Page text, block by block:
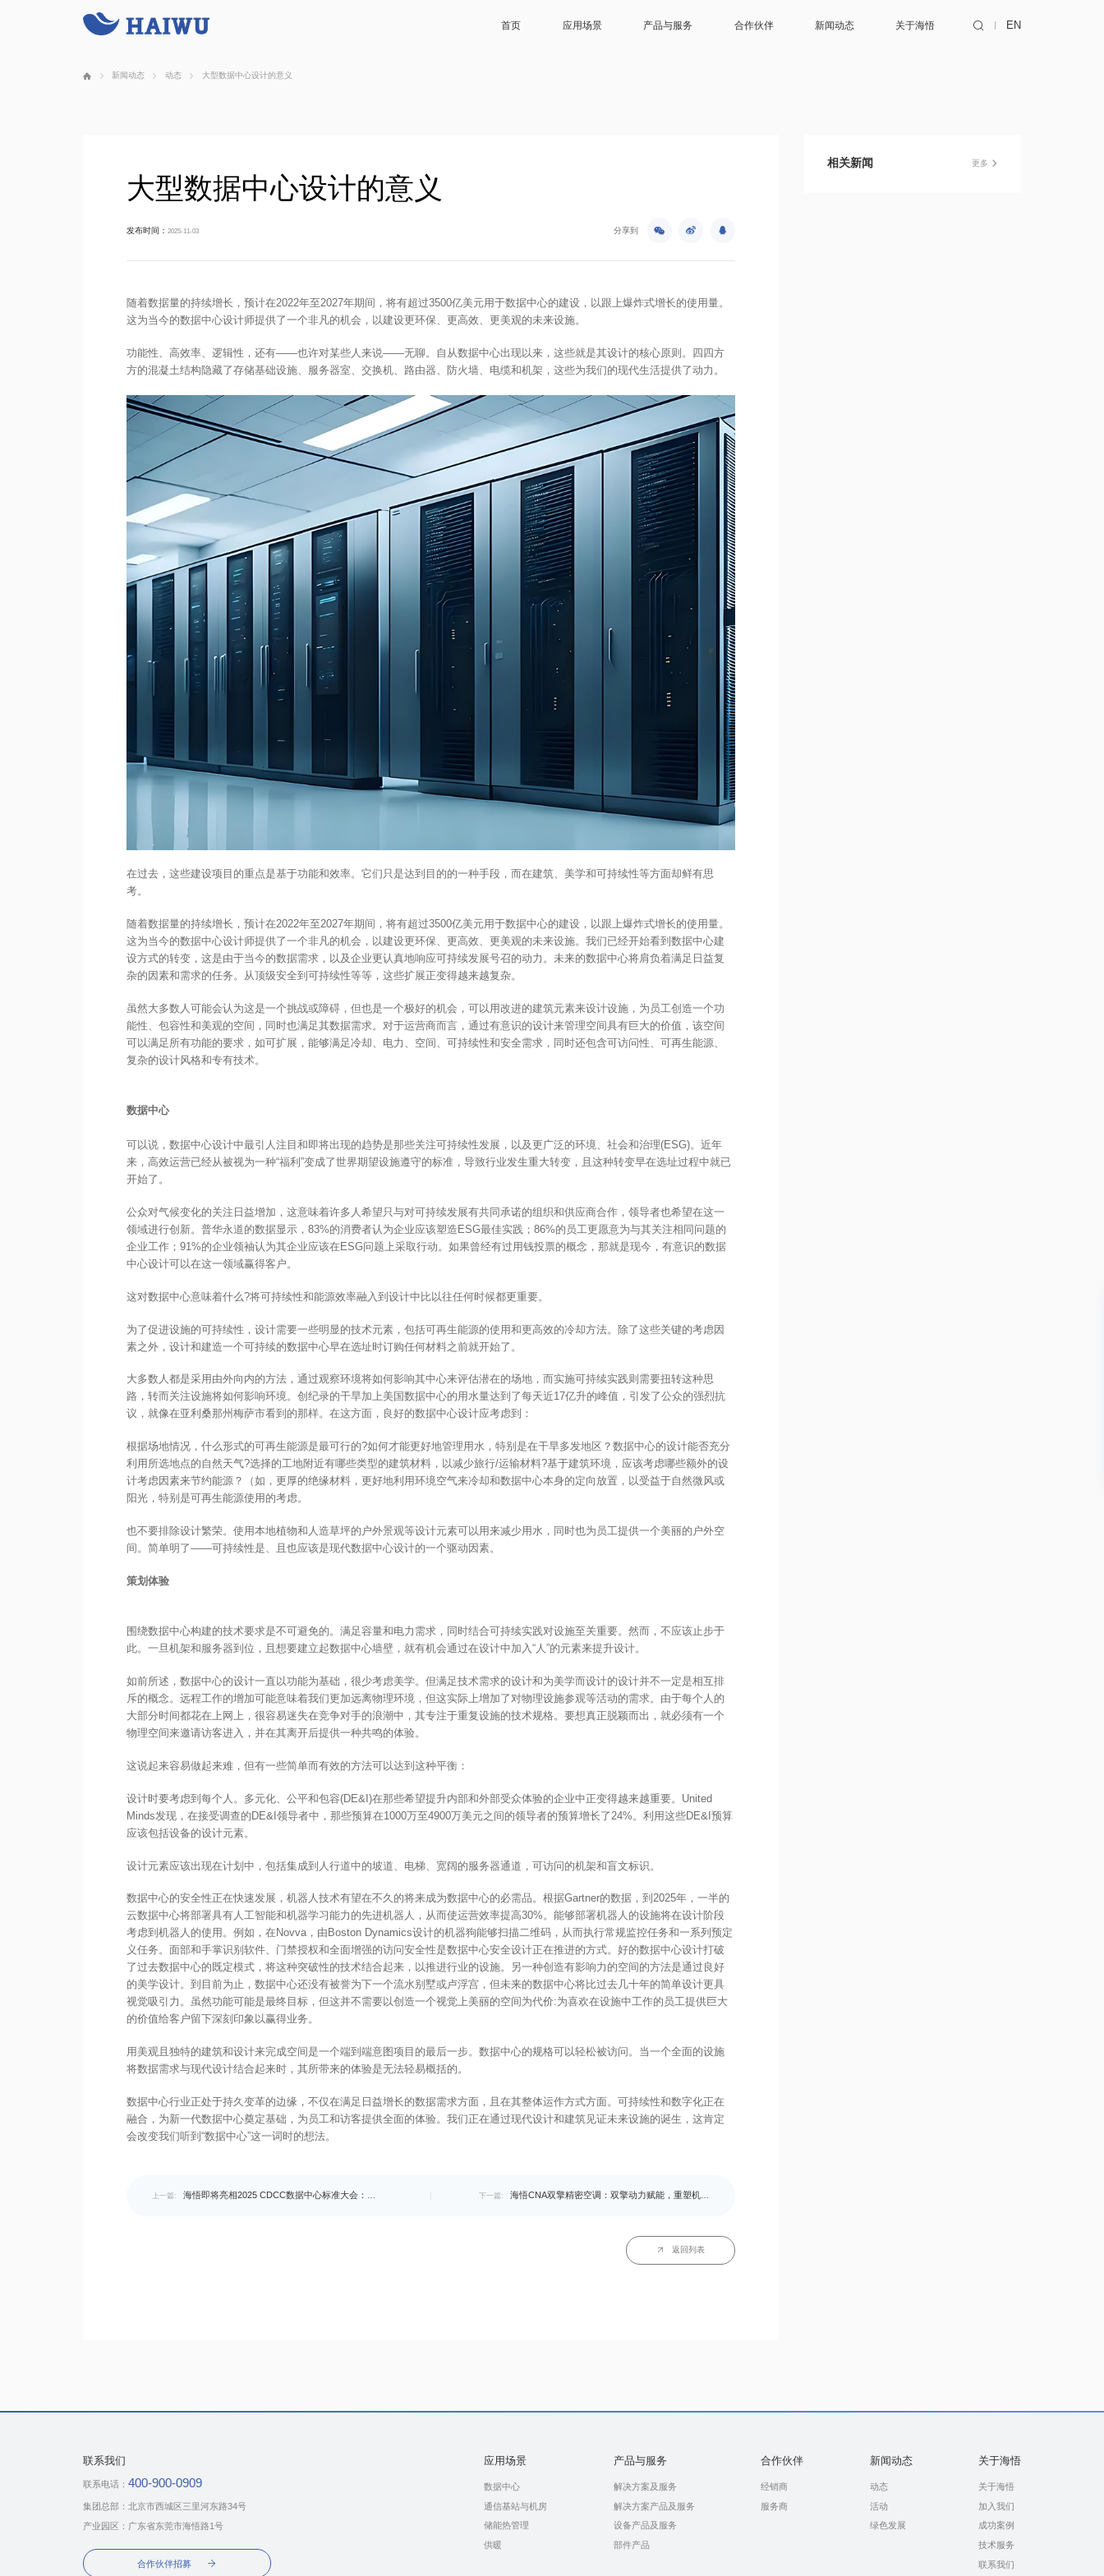
首页 应用场景 产品与服务 合作伙伴 新闻动态 关于海悟 EN
新闻动态 动态 大型数据中心设计的意义
大型数据中心设计的意义
发布时间： 2025-11-03 分享到
随着数据量的持续增长，预计在2022年至2027年期间，将有超过3500亿美元用于数据中心的建设，以跟上爆炸式增长的使用量。
这为当今的数据中心设计师提供了一个非凡的机会，以建设更环保、更高效、更美观的未来设施。
功能性、高效率、逻辑性，还有——也许对某些人来说——无聊。自从数据中心出现以来，这些就是其设计的核心原则。四四方
方的混凝土结构隐藏了存储基础设施、服务器室、交换机、路由器、防火墙、电缆和机架，这些为我们的现代生活提供了动力。
在过去，这些建设项目的重点是基于功能和效率。它们只是达到目的的一种手段，而在建筑、美学和可持续性等方面却鲜有思
考。
随着数据量的持续增长，预计在2022年至2027年期间，将有超过3500亿美元用于数据中心的建设，以跟上爆炸式增长的使用量。
这为当今的数据中心设计师提供了一个非凡的机会，以建设更环保、更高效、更美观的未来设施。我们已经开始看到数据中心建
设方式的转变，这是由于当今的数据需求，以及企业更认真地响应可持续发展号召的动力。未来的数据中心将肩负着满足日益复
杂的因素和需求的任务。从顶级安全到可持续性等等，这些扩展正变得越来越复杂。
虽然大多数人可能会认为这是一个挑战或障碍，但也是一个极好的机会，可以用改进的建筑元素来设计设施，为员工创造一个功
能性、包容性和美观的空间，同时也满足其数据需求。对于运营商而言，通过有意识的设计来管理空间具有巨大的价值，该空间
可以满足所有功能的要求，如可扩展，能够满足冷却、电力、空间、可持续性和安全需求，同时还包含可访问性、可再生能源、
复杂的设计风格和专有技术。
数据中心
可以说，数据中心设计中最引人注目和即将出现的趋势是那些关注可持续性发展，以及更广泛的环境、社会和治理(ESG)。近年
来，高效运营已经从被视为一种“福利”变成了世界期望设施遵守的标准，导致行业发生重大转变，且这种转变早在选址过程中就已
开始了。
公众对气候变化的关注日益增加，这意味着许多人希望只与对可持续发展有共同承诺的组织和供应商合作，领导者也希望在这一
领域进行创新。普华永道的数据显示，83%的消费者认为企业应该塑造ESG最佳实践；86%的员工更愿意为与其关注相同问题的
企业工作；91%的企业领袖认为其企业应该在ESG问题上采取行动。如果曾经有过用钱投票的概念，那就是现今，有意识的数据
中心设计可以在这一领域赢得客户。
这对数据中心意味着什么?将可持续性和能源效率融入到设计中比以往任何时候都更重要。
为了促进设施的可持续性，设计需要一些明显的技术元素，包括可再生能源的使用和更高效的冷却方法。除了这些关键的考虑因
素之外，设计和建造一个可持续的数据中心早在选址时订购任何材料之前就开始了。
大多数人都是采用由外向内的方法，通过观察环境将如何影响其中心来评估潜在的场地，而实施可持续实践则需要扭转这种思
路，转而关注设施将如何影响环境。创纪录的干旱加上美国数据中心的用水量达到了每天近17亿升的峰值，引发了公众的强烈抗
议，就像在亚利桑那州梅萨市看到的那样。在这方面，良好的数据中心设计应考虑到：
根据场地情况，什么形式的可再生能源是最可行的?如何才能更好地管理用水，特别是在干旱多发地区？数据中心的设计能否充分
利用所选地点的自然天气?选择的工地附近有哪些类型的建筑材料，以减少旅行/运输材料?基于建筑环境，应该考虑哪些额外的设
计考虑因素来节约能源？（如，更厚的绝缘材料，更好地利用环境空气来冷却和数据中心本身的定向放置，以受益于自然微风或
阳光，特别是可再生能源使用的考虑。
也不要排除设计繁荣。使用本地植物和人造草坪的户外景观等设计元素可以用来减少用水，同时也为员工提供一个美丽的户外空
间。简单明了——可持续性是、且也应该是现代数据中心设计的一个驱动因素。
策划体验
围绕数据中心构建的技术要求是不可避免的。满足容量和电力需求，同时结合可持续实践对设施至关重要。然而，不应该止步于
此。一旦机架和服务器到位，且想要建立起数据中心墙壁，就有机会通过在设计中加入“人”的元素来提升设计。
如前所述，数据中心的设计一直以功能为基础，很少考虑美学。但满足技术需求的设计和为美学而设计的设计并不一定是相互排
斥的概念。远程工作的增加可能意味着我们更加远离物理环境，但这实际上增加了对物理设施参观等活动的需求。由于每个人的
大部分时间都花在上网上，很容易迷失在竞争对手的浪潮中，其专注于重复设施的技术规格。要想真正脱颖而出，就必须有一个
物理空间来邀请访客进入，并在其离开后提供一种共鸣的体验。
这说起来容易做起来难，但有一些简单而有效的方法可以达到这种平衡：
设计时要考虑到每个人。多元化、公平和包容(DE&I)在那些希望提升内部和外部受众体验的企业中正变得越来越重要。United
Minds发现，在接受调查的DE&I领导者中，那些预算在1000万至4900万美元之间的领导者的预算增长了24%。利用这些DE&I预算
应该包括设备的设计元素。
设计元素应该出现在计划中，包括集成到人行道中的坡道、电梯、宽阔的服务器通道，可访问的机架和盲文标识。
数据中心的安全性正在快速发展，机器人技术有望在不久的将来成为数据中心的必需品。根据Gartner的数据，到2025年，一半的
云数据中心将部署具有人工智能和机器学习能力的先进机器人，从而使运营效率提高30%。能够部署机器人的设施将在设计阶段
考虑到机器人的使用。例如，在Novva，由Boston Dynamics设计的机器狗能够扫描二维码，从而执行常规监控任务和一系列预定
义任务。面部和手掌识别软件、门禁授权和全面增强的访问安全性是数据中心安全设计正在推进的方式。好的数据中心设计打破
了过去数据中心的既定模式，将这种突破性的技术结合起来，以推进行业的设施。另一种创造有影响力的空间的方法是通过良好
的美学设计。到目前为止，数据中心还没有被誉为下一个流水别墅或卢浮宫，但未来的数据中心将比过去几十年的简单设计更具
视觉吸引力。虽然功能可能是最终目标，但这并不需要以创造一个视觉上美丽的空间为代价:为喜欢在设施中工作的员工提供巨大
的价值给客户留下深刻印象以赢得业务。
用美观且独特的建筑和设计来完成空间是一个端到端意图项目的最后一步。数据中心的规格可以轻松被访问。当一个全面的设施
将数据需求与现代设计结合起来时，其所带来的体验是无法轻易概括的。
数据中心行业正处于持久变革的边缘，不仅在满足日益增长的数据需求方面，且在其整体运作方式方面。可持续性和数字化正在
融合，为新一代数据中心奠定基础，为员工和访客提供全面的体验。我们正在通过现代设计和建筑见证未来设施的诞生，这肯定
会改变我们听到“数据中心”这一词时的想法。
上一篇: 海悟即将亮相2025 CDCC数据中心标准大会：以 下一篇: 海悟CNA双擎精密空调：双擎动力赋能，重塑机
返回列表
相关新闻 更多
联系我们
联系电话： 400-900-0909
集团总部：北京市西城区三⾥河东路34号
产业园区：广东省东莞市海悟路1号
合作伙伴招募
应用场景
数据中心
通信基站与机房
储能热管理
供暖
产品与服务
解决方案及服务
解决方案产品及服务
设备产品及服务
部件产品
合作伙伴
经销商
服务商
新闻动态
动态
活动
绿色发展
关于海悟
关于海悟
加入我们
成功案例
技术服务
联系我们